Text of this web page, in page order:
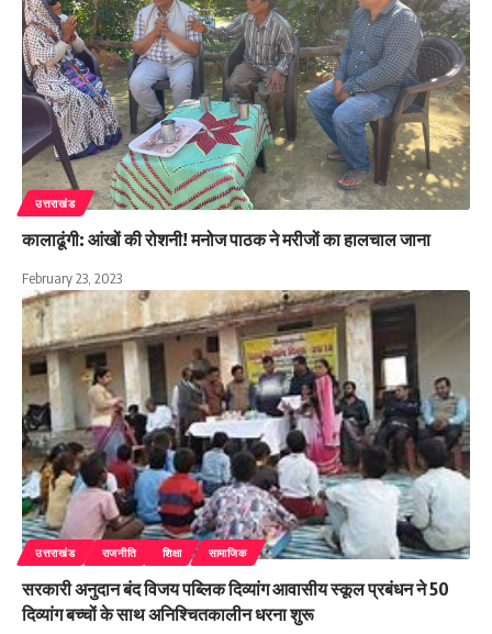
उत्तराखंड
कालाढूंगी: आंखों की रोशनी! मनोज पाठक ने मरीजों का हालचाल जाना
February 23, 2023
उत्तराखंड राजनीति शिक्षा सामाजिक
सरकारी अनुदान बंद विजय पब्लिक दिव्यांग आवासीय स्कूल प्रबंधन ने 50
दिव्यांग बच्चों के साथ अनिश्चितकालीन धरना शुरू